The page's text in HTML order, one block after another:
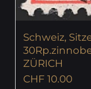
Schweiz,
ZÜRICH
CHF 10.00